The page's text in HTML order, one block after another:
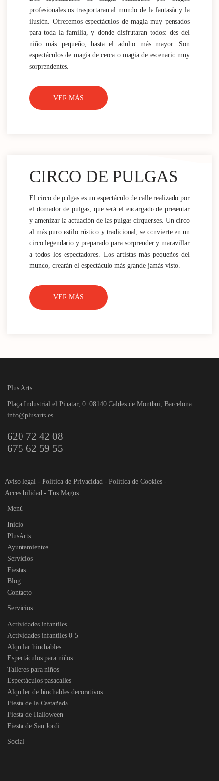
profesionales os trasportaran al mundo de la fantasía y la
ilusión. Ofrecemos espectáculos de magia muy pensados
para toda la familia, y donde disfrutaran todos: des del
niño más pequeño, hasta el adulto más mayor. Son
espectáculos de magia de cerca o magia de escenario muy
sorprendentes.
VER MÁS
CIRCO DE PULGAS
El circo de pulgas es un espectáculo de calle realizado por
el domador de pulgas, que será el encargado de presentar
y amenizar la actuación de las pulgas cirquenses. Un circo
al más puro estilo rústico y tradicional, se convierte en un
circo legendario y preparado para sorprender y maravillar
a todos los espectadores. Los artistas más pequeños del
mundo, crearán el espectáculo más grande jamás visto.
VER MÁS
Plus Arts
Plaça Industrial el Pinatar, 0. 08140 Caldes de Montbui, Barcelona
info@plusarts.es
620 72 42 08
675 62 59 55
Aviso legal - Política de Privacidad - Política de Cookies -
Accesibilidad - Tus Magos
Menú
Inicio
PlusArts
Ayuntamientos
Servicios
Fiestas
Blog
Contacto
Servicios
Actividades infantiles
Actividades infantiles 0-5
Alquilar hinchables
Espectáculos para niños
Talleres para niños
Espectáculos pasacalles
Alquiler de hinchables decorativos
Fiesta de la Castañada
Fiesta de Halloween
Fiesta de San Jordi
Social